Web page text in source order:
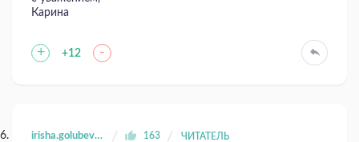
Карина
+ +12 -
irisha.golubeva.81 163 ЧИТАТЕЛЬ